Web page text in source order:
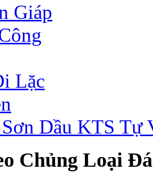
Giáp
Lặc
Dầu KTS Tự
Chủng Loại Đá